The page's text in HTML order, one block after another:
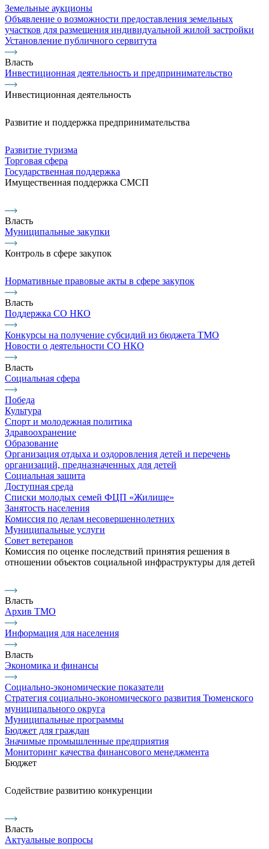
Земельные аукционы
Объявление о возможности предоставления земельных
участков для размещения индивидуальной жилой застройки
Установление публичного сервитута
Власть
Инвестиционная деятельность и предпринимательство
Инвестиционная деятельность
Развитие и поддержка предпринимательства
Развитие туризма
Торговая сфера
Государственная поддержка
Имущественная поддержка СМСП
Власть
Муниципальные закупки
Контроль в сфере закупок
Нормативные правовые акты в сфере закупок
Власть
Поддержка СО НКО
Конкурсы на получение субсидий из бюджета ТМО
Новости о деятельности СО НКО
Власть
Социальная сфера
Победа
Культура
Спорт и молодежная политика
Здравоохранение
Образование
Организация отдыха и оздоровления детей и перечень
организаций, предназначенных для детей
Социальная защита
Доступная среда
Списки молодых семей ФЦП «Жилище»
Занятость населения
Комиссия по делам несовершеннолетних
Муниципальные услуги
Совет ветеранов
Комиссия по оценке последствий принятия решения в
отношении объектов социальной инфраструктуры для детей
Власть
Архив ТМО
Информация для населения
Власть
Экономика и финансы
Социально-экономические показатели
Стратегия социально-экономического развития Тюменского
муниципального округа
Муниципальные программы
Бюджет для граждан
Значимые промышленные предприятия
Мониторинг качества финансового менеджмента
Бюджет
Содействие развитию конкуренции
Власть
Актуальные вопросы